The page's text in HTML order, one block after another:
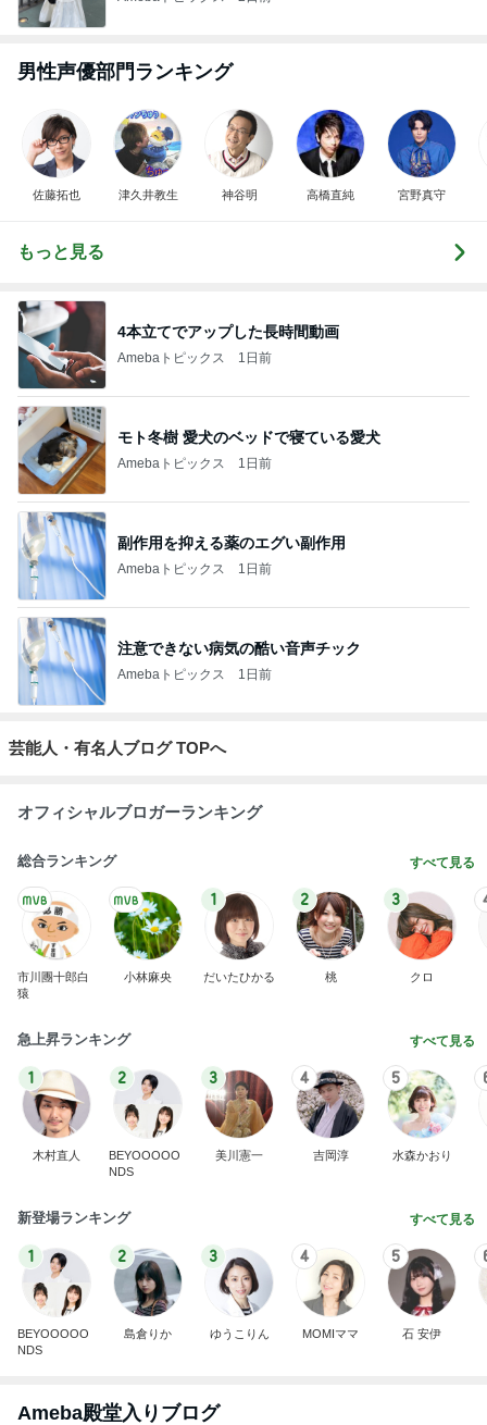
男性声優部門ランキング
佐藤拓也 津久井教生 神谷明 高橋直純 宮野真守
もっと見る
4本立てでアップした長時間動画
Amebaトピックス 1日前
モト冬樹 愛犬のベッドで寝ている愛犬
Amebaトピックス 1日前
副作用を抑える薬のエグい副作用
Amebaトピックス 1日前
注意できない病気の酷い音声チック
Amebaトピックス 1日前
芸能人・有名人ブログ TOPへ
オフィシャルブロガーランキング
総合ランキング すべて見る
市川團十郎白
猿
小林麻央
1
だいたひかる
2
桃
3
クロ
急上昇ランキング すべて見る
1
木村直人
2
BEYOOOOO
NDS
3
美川憲一
4
吉岡淳
5
水森かおり
新登場ランキング すべて見る
1
BEYOOOOO
NDS
2
島倉りか
3
ゆうこりん
4
MOMIママ
5
石 安伊
Ameba殿堂入りブログ